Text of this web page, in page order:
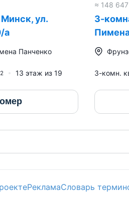
ул.
а
Панченко
2 13 этаж из 19
≈ 148 647
3-
3-комн.
РекламаСловарь